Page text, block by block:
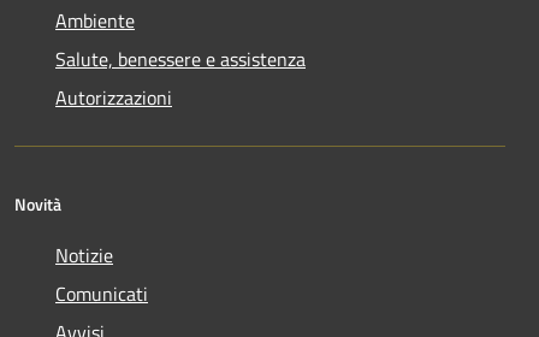
Ambiente
Salute, benessere e assistenza
Autorizzazioni
Novità
Notizie
Comunicati